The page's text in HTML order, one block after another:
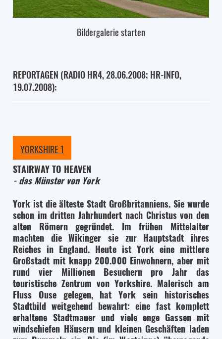
Bildergalerie starten
REPORTAGEN (RADIO HR4, 28.06.2008; HR-INFO,
19.07.2008):
YORKSHIRE 1
STAIRWAY TO HEAVEN
- das Münster von York
York ist die älteste Stadt Großbritanniens. Sie wurde
schon im dritten Jahrhundert nach Christus von den
alten Römern gegründet. Im frühen Mittelalter
machten die Wikinger sie zur Hauptstadt ihres
Reiches in England. Heute ist York eine mittlere
Großstadt mit knapp 200.000 Einwohnern, aber mit
rund vier Millionen Besuchern pro Jahr das
touristische Zentrum von Yorkshire. Malerisch am
Fluss Ouse gelegen, hat York sein historisches
Stadtbild weitgehend bewahrt: eine fast komplett
erhaltene Stadtmauer und viele enge Gassen mit
windschiefen Häusern und kleinen Geschäften laden